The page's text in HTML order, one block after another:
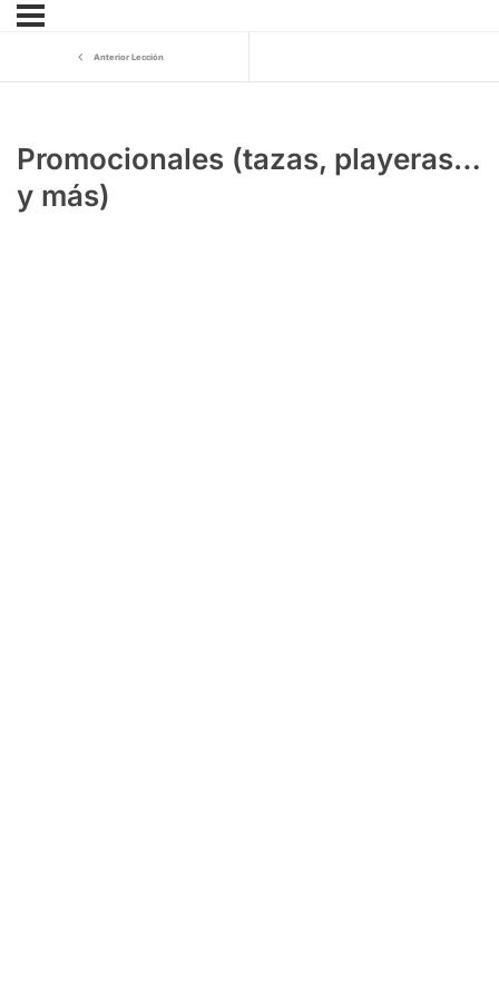
Anterior Lección
Promocionales (tazas, playeras…
y más)